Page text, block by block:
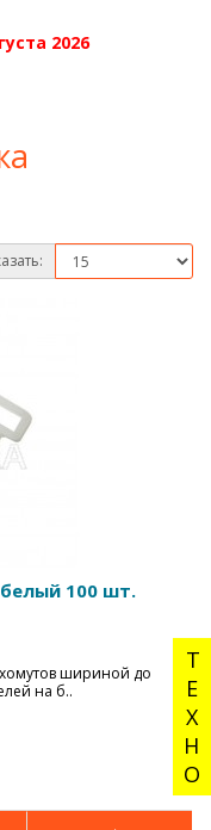
ТЕХНО
2026
100 шт.
шириной до
на б..